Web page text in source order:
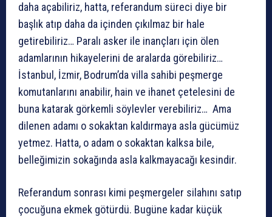
daha açabiliriz, hatta, referandum süreci diye bir
başlık atıp daha da içinden çıkılmaz bir hale
getirebiliriz… Paralı asker ile inançları için ölen
adamlarının hikayelerini de aralarda görebiliriz…
İstanbul, İzmir, Bodrum’da villa sahibi peşmerge
komutanlarını anabilir, hain ve ihanet çetelesini de
buna katarak görkemli söylevler verebiliriz… Ama
dilenen adamı o sokaktan kaldırmaya asla gücümüz
yetmez. Hatta, o adam o sokaktan kalksa bile,
belleğimizin sokağında asla kalkmayacağı kesindir.
Referandum sonrası kimi peşmergeler silahını satıp
çocuğuna ekmek götürdü. Bugüne kadar küçük